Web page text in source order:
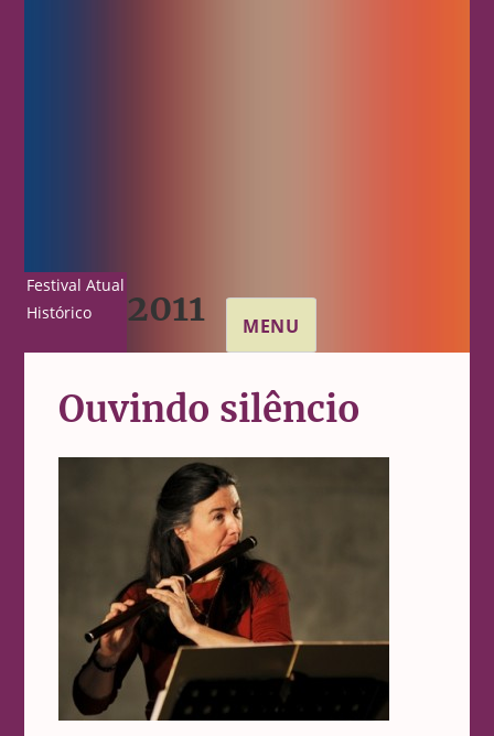
Festival Atual
Histórico
2011 MENU
Ouvindo silêncio